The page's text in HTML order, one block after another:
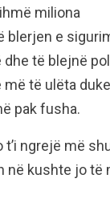
miliona
blerjen e
të blejnë
të ulëta duke
pak fusha.
ngrejë më
në kushte jo të